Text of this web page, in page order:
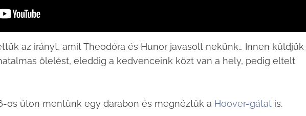
az irányt, amit Theodóra és Hunor javasolt nekünk… Innen küldjük
ölelést, eleddig a kedvenceink közt van a hely, pedig eltelt
os úton mentünk egy darabon és megnéztük a Hoover-gátat is.